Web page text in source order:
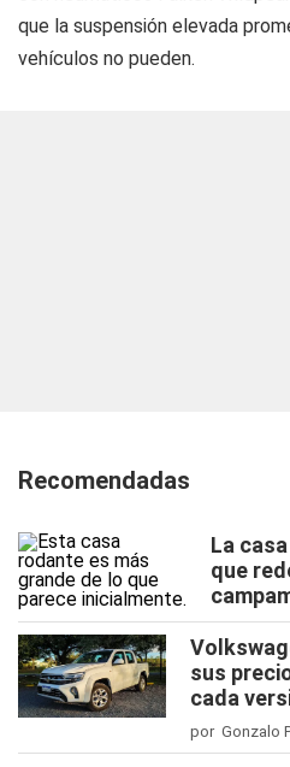
que la suspensión elevada
vehículos no pueden.
Recomendadas
La
que
sus
cada
por Gonzalo